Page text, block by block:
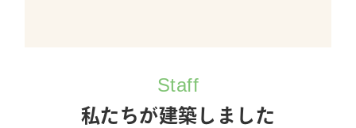
Staff
私たちが建築しました